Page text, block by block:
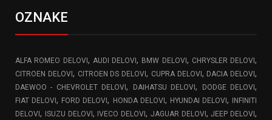
OZNAKE
ALFA ROMEO DELOVI , AUDI DELOVI , BMW DELOVI , CHRYSLER DELOVI ,
CITROEN DELOVI , CITROEN DS DELOVI , CUPRA DELOVI , DACIA DELOVI ,
DAEWOO - CHEVROLET DELOVI, DAIHATSU DELOVI, DODGE DELOVI,
FIAT DELOVI, FORD DELOVI, HONDA DELOVI , HYUNDAI DELOVI ,
INFINITI
DELOVI , ISUZU DELOVI , IVECO DELOVI , JAGUAR DELOVI ,JEEP DELOVI ,